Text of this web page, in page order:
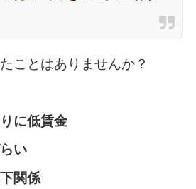
ことはありませんか？
に低賃金
い
関係